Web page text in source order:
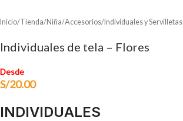
Inicio/Tienda/Niña/Accesorios/Individuales y Servilletas
Individuales de tela – Flores
Desde
S/20.00
INDIVIDUALES